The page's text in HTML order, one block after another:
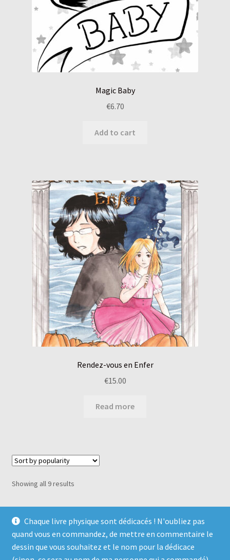
Magic Baby
€6.70
Add to cart
Rendez-vous en Enfer
€15.00
Read more
Showing all 9 results
© Magical Witch ☆ éditions 2026
Chaque livre physique sont dédicacés ! N'oubliez pas
quand vous en commandez, de mettre en commentaire le
dessin que vous souhaitez et le nom pour la dédicace